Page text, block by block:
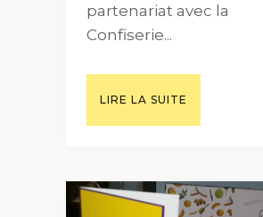
partenariat avec la
Confiserie...
LIRE LA SUITE